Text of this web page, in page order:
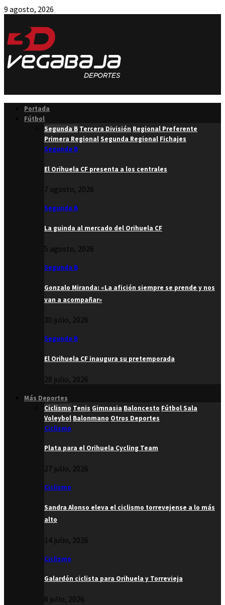
9 agosto, 2026
Portada
Fútbol
Segunda B Tercera División Regional Preferente
Primera RegionalSegunda Regional Fichajes
Segunda B
El Orihuela CF presenta a los centrales
7 agosto, 2026
Segunda B
La guinda al mercado del Orihuela CF
5 agosto, 2026
Segunda B
Gonzalo Miranda: «La afición siempre se prende y nos
van a acompañar»
30 julio, 2026
Segunda B
El Orihuela CF inaugura su pretemporada
28 julio, 2026
Más Deportes
Ciclismo Tenis Gimnasia Baloncesto Fútbol Sala
Voleybol Balonmano Otros Deportes
Ciclismo
Plata para el Orihuela Cycling Team
27 julio, 2026
Ciclismo
Sandra Alonso eleva el ciclismo torrevejense a lo más
alto
14 julio, 2026
Ciclismo
Galardón ciclista para Orihuela y Torrevieja
8 julio, 2026